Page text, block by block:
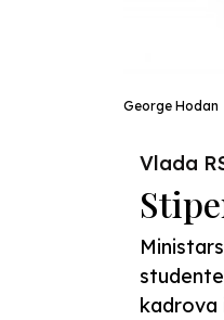
George Hodan
Vlada
kadrova